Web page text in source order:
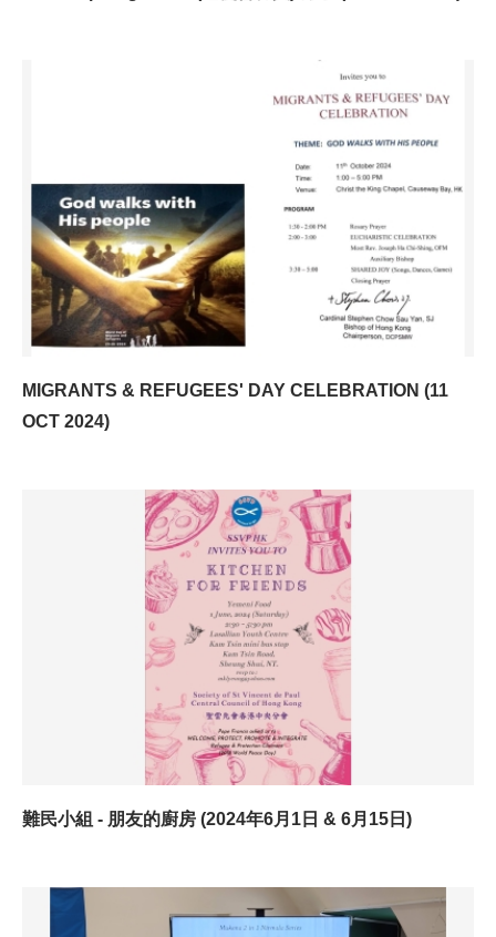
MIGRANTS & REFUGEES' DAY CELEBRATION (11
OCT 2024)
難民小組 - 朋友的廚房 (2024年6月1日 & 6月15日)